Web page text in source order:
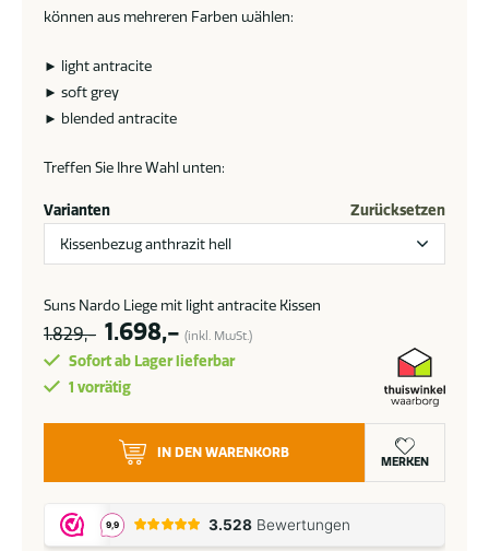
können aus mehreren Farben wählen:
► light antracite
► soft grey
► blended antracite
Treffen Sie Ihre Wahl unten:
Varianten Zurücksetzen
Suns Nardo Liege mit light antracite Kissen
1.829,- Ursprünglicher
Preis
war:
1.698,-Aktueller
Preis
(inkl. MwSt.)
Sofort ab Lager lieferbar
1 vorrätig
lounger
verschiedenen
IN DEN WARENKORB
MERKEN